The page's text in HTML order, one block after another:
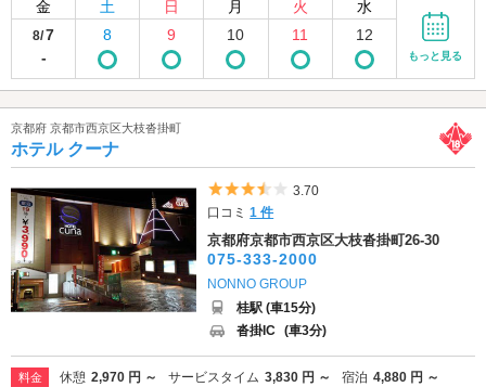
金 土 日 月 火 水
8/7
-
8 9 10 11 12
もっと見る
京都府 京都市西京区大枝沓掛町
ホテル クーナ
5つ星のうち3.5
3.70
口コミ1 件
京都府京都市西京区大枝沓掛町26-30
075-333-2000
NONNO GROUP
桂駅 (車15分)
沓掛IC (車3分)
料金 休憩 2,970 円 ～ サービスタイム 3,830 円 ～ 宿泊 4,880 円 ～